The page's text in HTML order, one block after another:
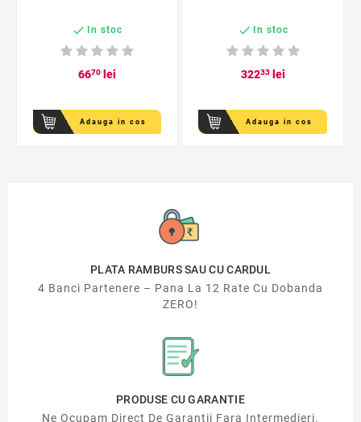
 In stoc
6670lei
Adauga in cos
 In stoc
32233lei
Adauga in cos
PLATA RAMBURS SAU CU CARDUL
4 Banci Partenere – Pana La 12 Rate Cu Dobanda
ZERO!
PRODUSE CU GARANTIE
Ne Ocupam Direct De Garantii Fara Intermedieri.